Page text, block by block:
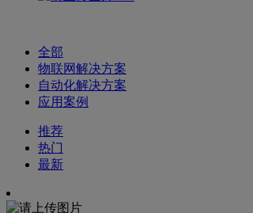
全部
物联网解决方案
自动化解决方案
应用案例
推荐
热门
最新